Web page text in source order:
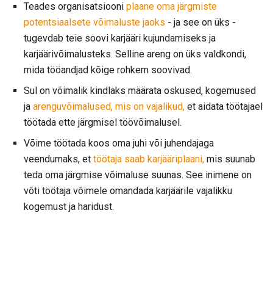
Teades organisatsiooni plaane oma järgmiste
potentsiaalsete võimaluste jaoks - ja see on üks -
tugevdab teie soovi karjääri kujundamiseks ja
karjäärivõimalusteks. Selline areng on üks valdkondi,
mida tööandjad kõige rohkem soovivad.
Sul on võimalik kindlaks määrata oskused, kogemused
ja arenguvõimalused, mis on vajalikud, et aidata töötajael
töötada ette järgmisel töövõimalusel.
Võime töötada koos oma juhi või juhendajaga
veendumaks, et töötaja saab karjääriplaani, mis suunab
teda oma järgmise võimaluse suunas. See inimene on
võti töötaja võimele omandada karjäärile vajalikku
kogemust ja haridust.